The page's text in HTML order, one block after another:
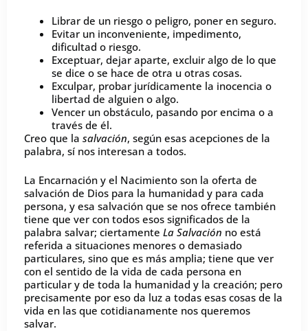
Librar de un riesgo o peligro, poner en seguro.
Evitar un inconveniente, impedimento,
dificultad o riesgo.
Exceptuar, dejar aparte, excluir algo de lo que
se dice o se hace de otra u otras cosas.
Exculpar, probar jurídicamente la inocencia o
libertad de alguien o algo.
Vencer un obstáculo, pasando por encima o a
través de él.
Creo que la salvación, según esas acepciones de la
palabra, sí nos interesan a todos.
La Encarnación y el Nacimiento son la oferta de
salvación de Dios para la humanidad y para cada
persona, y esa salvación que se nos ofrece también
tiene que ver con todos esos significados de la
palabra salvar; ciertamente La Salvación no está
referida a situaciones menores o demasiado
particulares, sino que es más amplia; tiene que ver
con el sentido de la vida de cada persona en
particular y de toda la humanidad y la creación; pero
precisamente por eso da luz a todas esas cosas de la
vida en las que cotidianamente nos queremos
salvar.